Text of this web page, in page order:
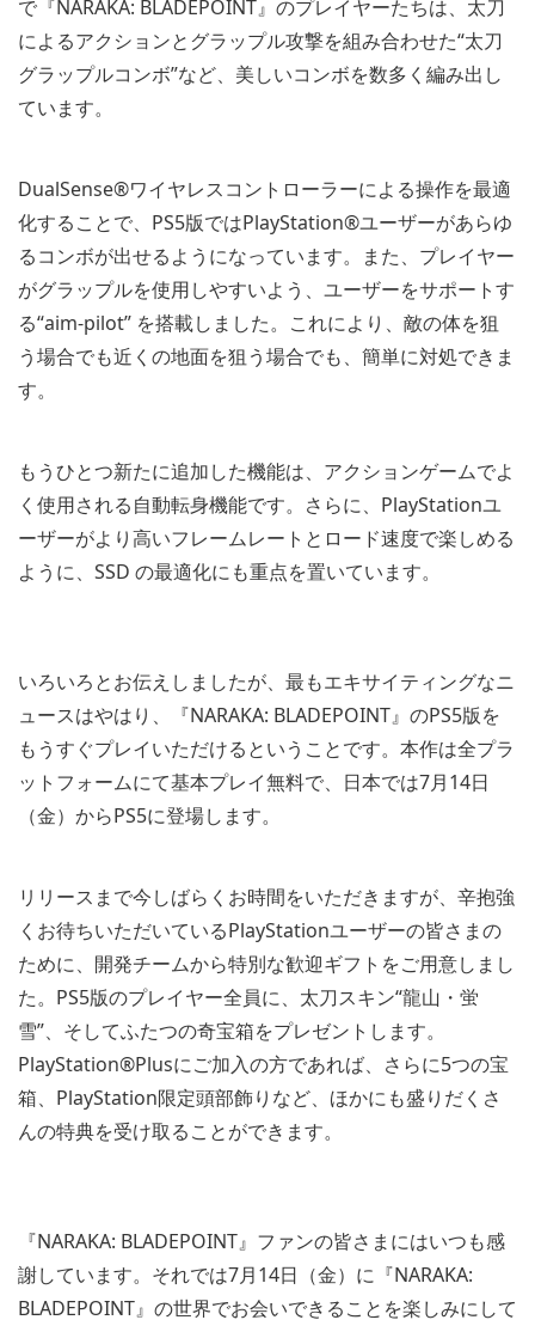
で『NARAKA: BLADEPOINT』のプレイヤーたちは、太刀
によるアクションとグラップル攻撃を組み合わせた“太刀
グラップルコンボ”など、美しいコンボを数多く編み出し
ています。
DualSense®ワイヤレスコントローラーによる操作を最適
化することで、PS5版ではPlayStation®ユーザーがあらゆ
るコンボが出せるようになっています。また、プレイヤー
がグラップルを使用しやすいよう、ユーザーをサポートす
る“aim-pilot” を搭載しました。これにより、敵の体を狙
う場合でも近くの地面を狙う場合でも、簡単に対処できま
す。
もうひとつ新たに追加した機能は、アクションゲームでよ
く使用される自動転身機能です。さらに、PlayStationユ
ーザーがより高いフレームレートとロード速度で楽しめる
ように、SSD の最適化にも重点を置いています。
いろいろとお伝えしましたが、最もエキサイティングなニ
ュースはやはり、『NARAKA: BLADEPOINT』のPS5版を
もうすぐプレイいただけるということです。本作は全プラ
ットフォームにて基本プレイ無料で、日本では7月14日
（金）からPS5に登場します。
リリースまで今しばらくお時間をいただきますが、辛抱強
くお待ちいただいているPlayStationユーザーの皆さまの
ために、開発チームから特別な歓迎ギフトをご用意しまし
た。PS5版のプレイヤー全員に、太刀スキン“龍山・蛍
雪”、そしてふたつの奇宝箱をプレゼントします。
PlayStation®Plusにご加入の方であれば、さらに5つの宝
箱、PlayStation限定頭部飾りなど、ほかにも盛りだくさ
んの特典を受け取ることができます。
『NARAKA: BLADEPOINT』ファンの皆さまにはいつも感
謝しています。それでは7月14日（金）に『NARAKA:
BLADEPOINT』の世界でお会いできることを楽しみにして